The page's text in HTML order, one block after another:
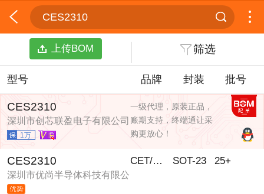
CES2310
上传BOM 筛选
型号 品牌 封装 批号
CES2310
深圳市创芯联盈电子有限公司
1万
一级代理，原装正品，
账期支持，终端通让采
购更放心！
CES2310
深圳市优尚半导体科技有限公
司
CET/華瑞 SOT-23 25+